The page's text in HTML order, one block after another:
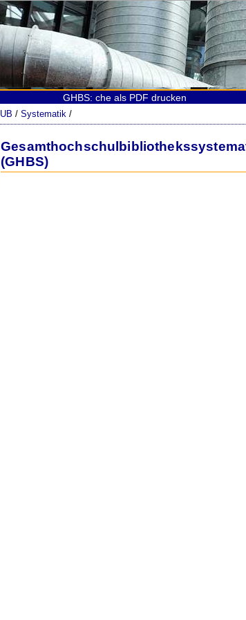
GHBS: che als PDF drucken
UB /Systematik /
(GHBS)